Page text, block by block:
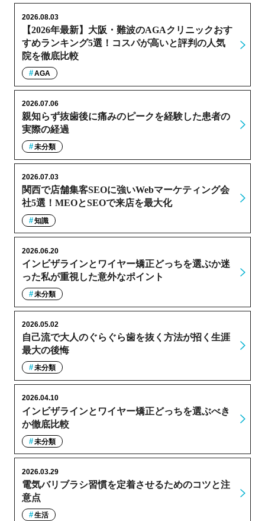
【2026年最新】大阪・難波のAGAクリニックおす
すめランキング5選！コスパが高いと評判の人気
院を徹底比較
2026.08.03
AGA
親知らず抜歯後に痛みのピークを経験した患者の
実際の経過
2026.07.06
未分類
関西で店舗集客SEOに強いWebマーケティング会
社5選！MEOとSEOで来店を最大化
2026.07.03
知識
インビザラインとワイヤー矯正どっちを選ぶか迷
った私が重視した意外なポイント
2026.06.20
未分類
自己流で大人のぐらぐら歯を抜く方法が招く生涯
最大の後悔
2026.05.02
未分類
インビザラインとワイヤー矯正どっちを選ぶべき
か徹底比較
2026.04.10
未分類
電気バリブラシ習慣を定着させるためのコツと注
意点
2026.03.29
生活